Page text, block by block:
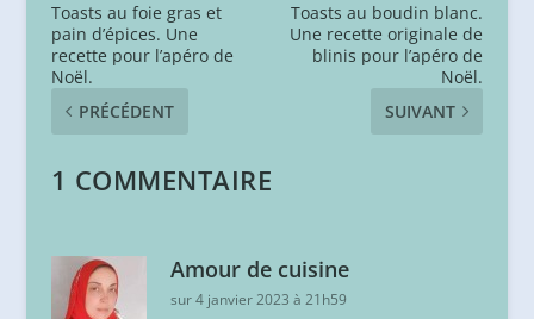
Toasts au foie gras et
pain d’épices. Une
recette pour l’apéro de
Noël.
PRÉCÉDENT
Toasts au boudin blanc.
Une recette originale de
blinis pour l’apéro de
Noël.
SUIVANT
1 COMMENTAIRE
Amour de cuisine
sur 4 janvier 2023 à 21h59